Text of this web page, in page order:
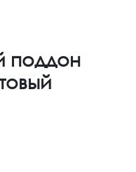
поддон